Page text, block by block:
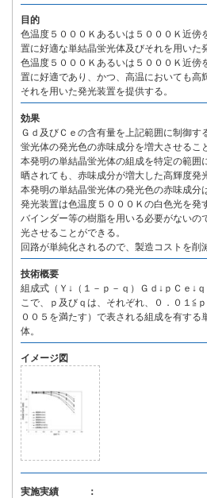
目的
色温度５０００Ｋあるいは５０００Ｋ近傍
置に好適な単結晶蛍光体及びそれを用いた
色温度５０００Ｋあるいは５０００Ｋ近傍
置に好適であり、かつ、高温においても高
それを用いた発光装置を提供する。
効果
Ｇｄ及びＣｅの含有量を上記範囲に制御す
蛍光体の発光色の赤味成分を増大させるこ
本発明の単結晶蛍光体の組成を特定の範囲
晒されても、赤味成分が増大した高輝度発
本発明の単結晶蛍光体の発光色の赤味成分
発光装置は色温度５０００Ｋの白色光を発
バインダー等の樹脂を用いる必要がないの
光させることができる。
回路が単純化されるので、製造コストを削
技術概要
組成式（Ｙ↓（１－ｐ－ｑ）Ｇｄ↓ｐＣｅ↓
こで、ｐ及びｑは、それぞれ、０．０１≦
００５を満たす）で表される組成を有する
体。
イメージ図
実施実績 ：